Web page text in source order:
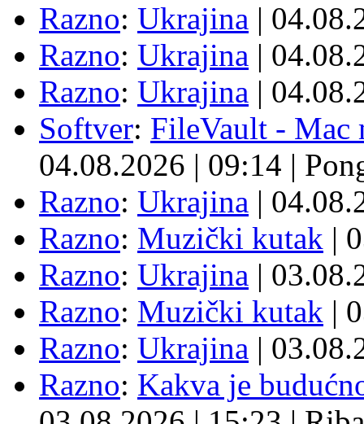
Razno: Ukrajina |
Razno: Ukrajina |
Razno: Ukrajina |
Softver: FileVault - Mac
04.08.2026 | 09:14 |
Razno: Ukrajina |
Razno: Muzički kutak |
Razno: Ukrajina |
Razno: Muzički kutak |
Razno: Ukrajina |
Razno: Kakva je